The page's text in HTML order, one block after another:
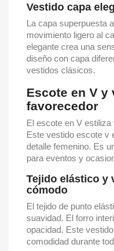
Vestido capa
La capa superpuesta
movimiento ligero al
elegante crea una
diseño con capa
vestidos clásicos.
Escote en V
favorecedor
El escote en V
Este vestido escote v
detalle femenino. Es
para eventos y
Tejido elástico y
cómodo
El tejido de punto
suavidad. El forro
opacidad. Este
comodidad durante